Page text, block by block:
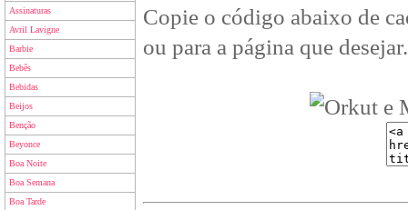
Assinaturas
Avril Lavigne
Barbie
Bebês
Bebidas
Beijos
Benção
Beyonce
Boa Noite
Boa Semana
Boa Tarde
Copie o código abaixo de
ou para a página que desejar.